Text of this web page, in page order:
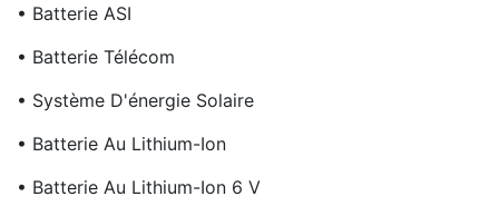
• Batterie ASI
• Batterie Télécom
• Système D'énergie Solaire
• Batterie Au Lithium-Ion
• Batterie Au Lithium-Ion 6 V